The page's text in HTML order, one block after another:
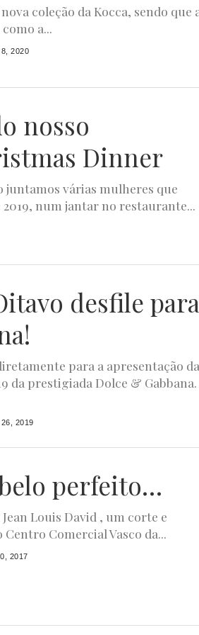
coleção da Kocca, sendo que
a...
2020
nosso
Dinner
juntamos várias mulheres que
2019, num jantar no restaurante...
desfile
para a apresentação
da prestigiada Dolce & Gabbana.
2019
perfeito…
Louis David , um corte e
Comercial Vasco da...
2017